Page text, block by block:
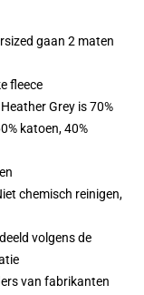
gaan 2 maten
fleece
Grey is 70%
katoen, 40%
chemisch reinigen,
volgens de
van fabrikanten